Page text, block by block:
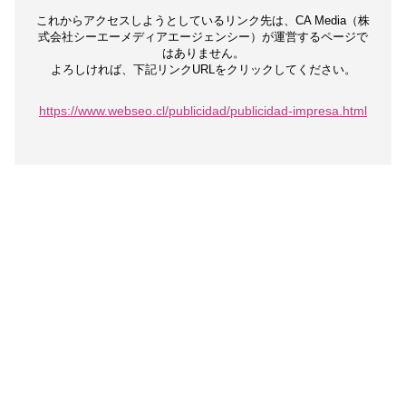
これからアクセスしようとしているリンク先は、 CA Media（株
式会社シーエーメディアエージェンシー）が運営するページで
はありません。
よろしければ、下記リンクURLをクリックしてください。
https://www.webseo.cl/publicidad/publicidad-impresa.html